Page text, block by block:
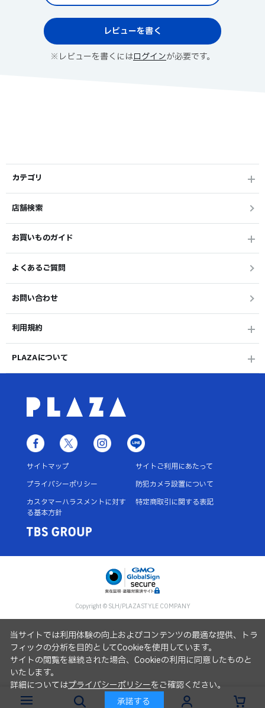
レビューを書く
※レビューを書くにはログインが必要です。
カテゴリ
店舗検索
お買いものガイド
よくあるご質問
お問い合わせ
利用規約
PLAZAについて
サイトマップ
サイトご利用にあたって
プライバシーポリシー
防犯カメラ設置について
カスタマーハラスメントに対す
る基本方針
特定商取引に関する表記
Copyright © SLH/PLAZASTYLE COMPANY
当サイトでは利用体験の向上およびコンテンツの最適な提供、トラ
フィックの分析を目的としてCookieを使用しています。
サイトの閲覧を継続された場合、Cookieの利用に同意したものと
いたします。
詳細についてはプライバシーポリシーをご確認ください。
承諾する